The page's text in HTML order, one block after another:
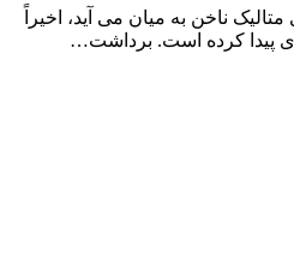
ناخن به میان می آید، اخیراً
پیدا کرده است. برداشت‌…